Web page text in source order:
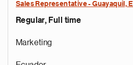
Sales Representative - Guayaquil,
Regular, Full time
Marketing